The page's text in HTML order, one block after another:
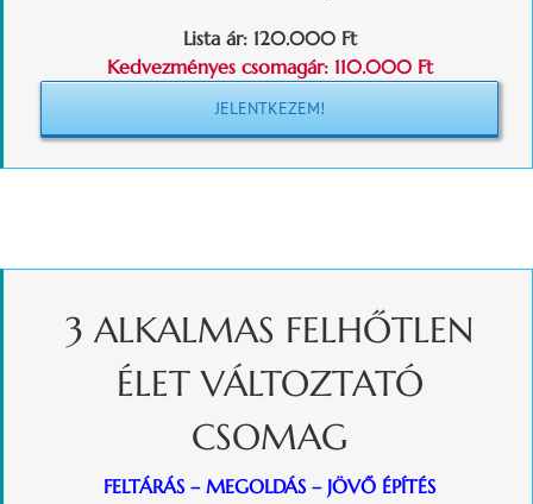
Lista ár: 120.000 Ft
Kedvezményes csomagár: 110.000 Ft
JELENTKEZEM!
3 ALKALMAS FELHŐTLEN
ÉLET VÁLTOZTATÓ
CSOMAG
FELTÁRÁS – MEGOLDÁS – JÖVŐ ÉPÍTÉS